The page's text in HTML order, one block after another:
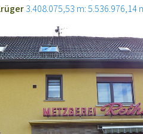
3.408.075,53 m: 5.536.976,14